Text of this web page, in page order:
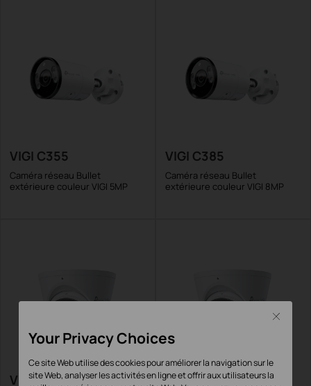
VIGI C355
Caméra réseau Bullet
extérieure couleur VIGI 5MP
VIGI C385
Caméra réseau Bullet
extérieure couleur VIGI 8MP
VIGI C485 VIGI C455
Your Privacy Choices
Ce site Web utilise des cookies pour améliorer la navigation sur le
site Web, analyser les activités en ligne et offrir aux utilisateurs la
Close